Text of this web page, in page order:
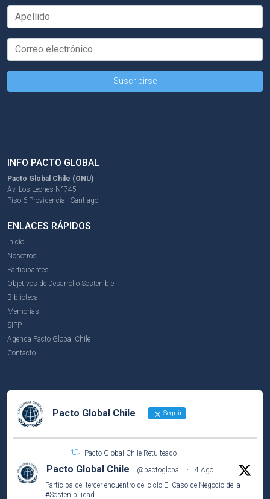
INFO PACTO GLOBAL
Pacto Global Chile (ONU)
Av. Los Leones N°745
Piso 6 Providencia - Santiago
ENLACES RÁPIDOS
Inicio
Nosotros
Participantes
Objetivos de Desarrollo Sostenible
Biblioteca
Memorias
SIPP
Agenda Pacto Global Chile
Contacto
Pacto Global Chile Seguir
Pacto Global Chile Retuiteado
Pacto Global Chile @pactoglobal ·
4 Ago
Participa del tercer encuentro del ciclo El Caso de Negocio de la
#Sostenibilidad.